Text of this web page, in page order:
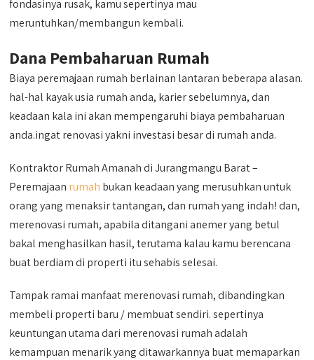
fondasinya rusak, kamu sepertinya mau
meruntuhkan/membangun kembali.
Dana Pembaharuan Rumah
Biaya peremajaan rumah berlainan lantaran beberapa alasan.
hal-hal kayak usia rumah anda, karier sebelumnya, dan
keadaan kala ini akan mempengaruhi biaya pembaharuan
anda.ingat renovasi yakni investasi besar di rumah anda.
Kontraktor Rumah Amanah di Jurangmangu Barat –
Peremajaan rumah bukan keadaan yang merusuhkan untuk
orang yang menaksir tantangan, dan rumah yang indah! dan,
merenovasi rumah, apabila ditangani anemer yang betul
bakal menghasilkan hasil, terutama kalau kamu berencana
buat berdiam di properti itu sehabis selesai.
Tampak ramai manfaat merenovasi rumah, dibandingkan
membeli properti baru / membuat sendiri. sepertinya
keuntungan utama dari merenovasi rumah adalah
kemampuan menarik yang ditawarkannya buat memaparkan